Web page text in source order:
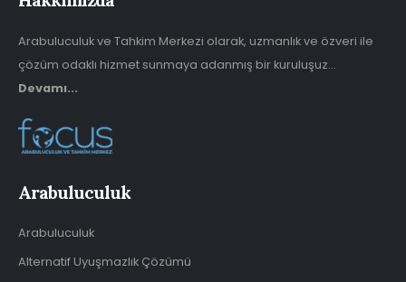
Arabuluculuk ve Tahkim Merkezi olarak, uzmanlık ve özveri ile
çözüm odaklı hizmet sunmaya adanmış bir kuruluşuz...
Devamı...
Arabuluculuk
Arabuluculuk
Alternatif Uyuşmazlık Çözümü